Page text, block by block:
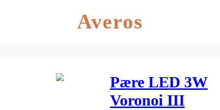
Averos
Pære LED 3W
Voronoi III